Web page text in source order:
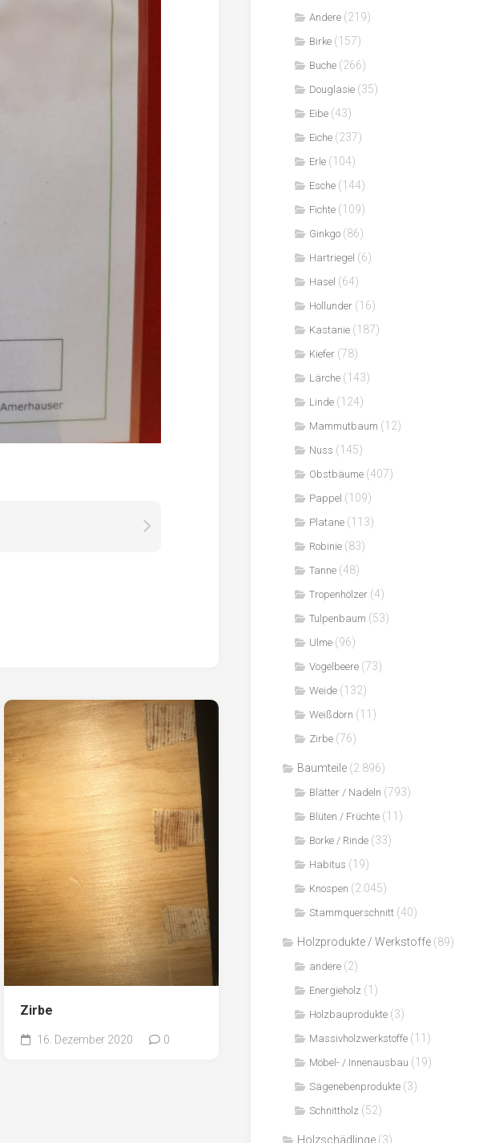
Zirbe
16. Dezember 2020 0
Andere (219)
Birke (157)
Buche (266)
Douglasie (35)
Eibe (43)
Eiche (237)
Erle (104)
Esche (144)
Fichte (109)
Ginkgo (86)
Hartriegel (6)
Hasel (64)
Hollunder (16)
Kastanie (187)
Kiefer (78)
Lärche (143)
Linde (124)
Mammutbaum (12)
Nuss (145)
Obstbäume (407)
Pappel (109)
Platane (113)
Robinie (83)
Tanne (48)
Tropenhölzer (4)
Tulpenbaum (53)
Ulme (96)
Vogelbeere (73)
Weide (132)
Weißdorn (11)
Zirbe (76)
Baumteile (2.896)
Blätter / Nadeln (793)
Blüten / Früchte (11)
Borke / Rinde (33)
Habitus (19)
Knospen (2.045)
Stammquerschnitt (40)
Holzprodukte / Werkstoffe (89)
andere (2)
Energieholz (1)
Holzbauprodukte (3)
Massivholzwerkstoffe (11)
Möbel- / Innenausbau (19)
Sägenebenprodukte (3)
Schnittholz (52)
Holzschädlinge (3)